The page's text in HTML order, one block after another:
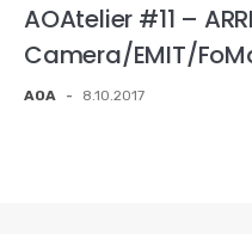
AOAtelier #11 –
Camera/EMIT/
AOA - 8.10.2017